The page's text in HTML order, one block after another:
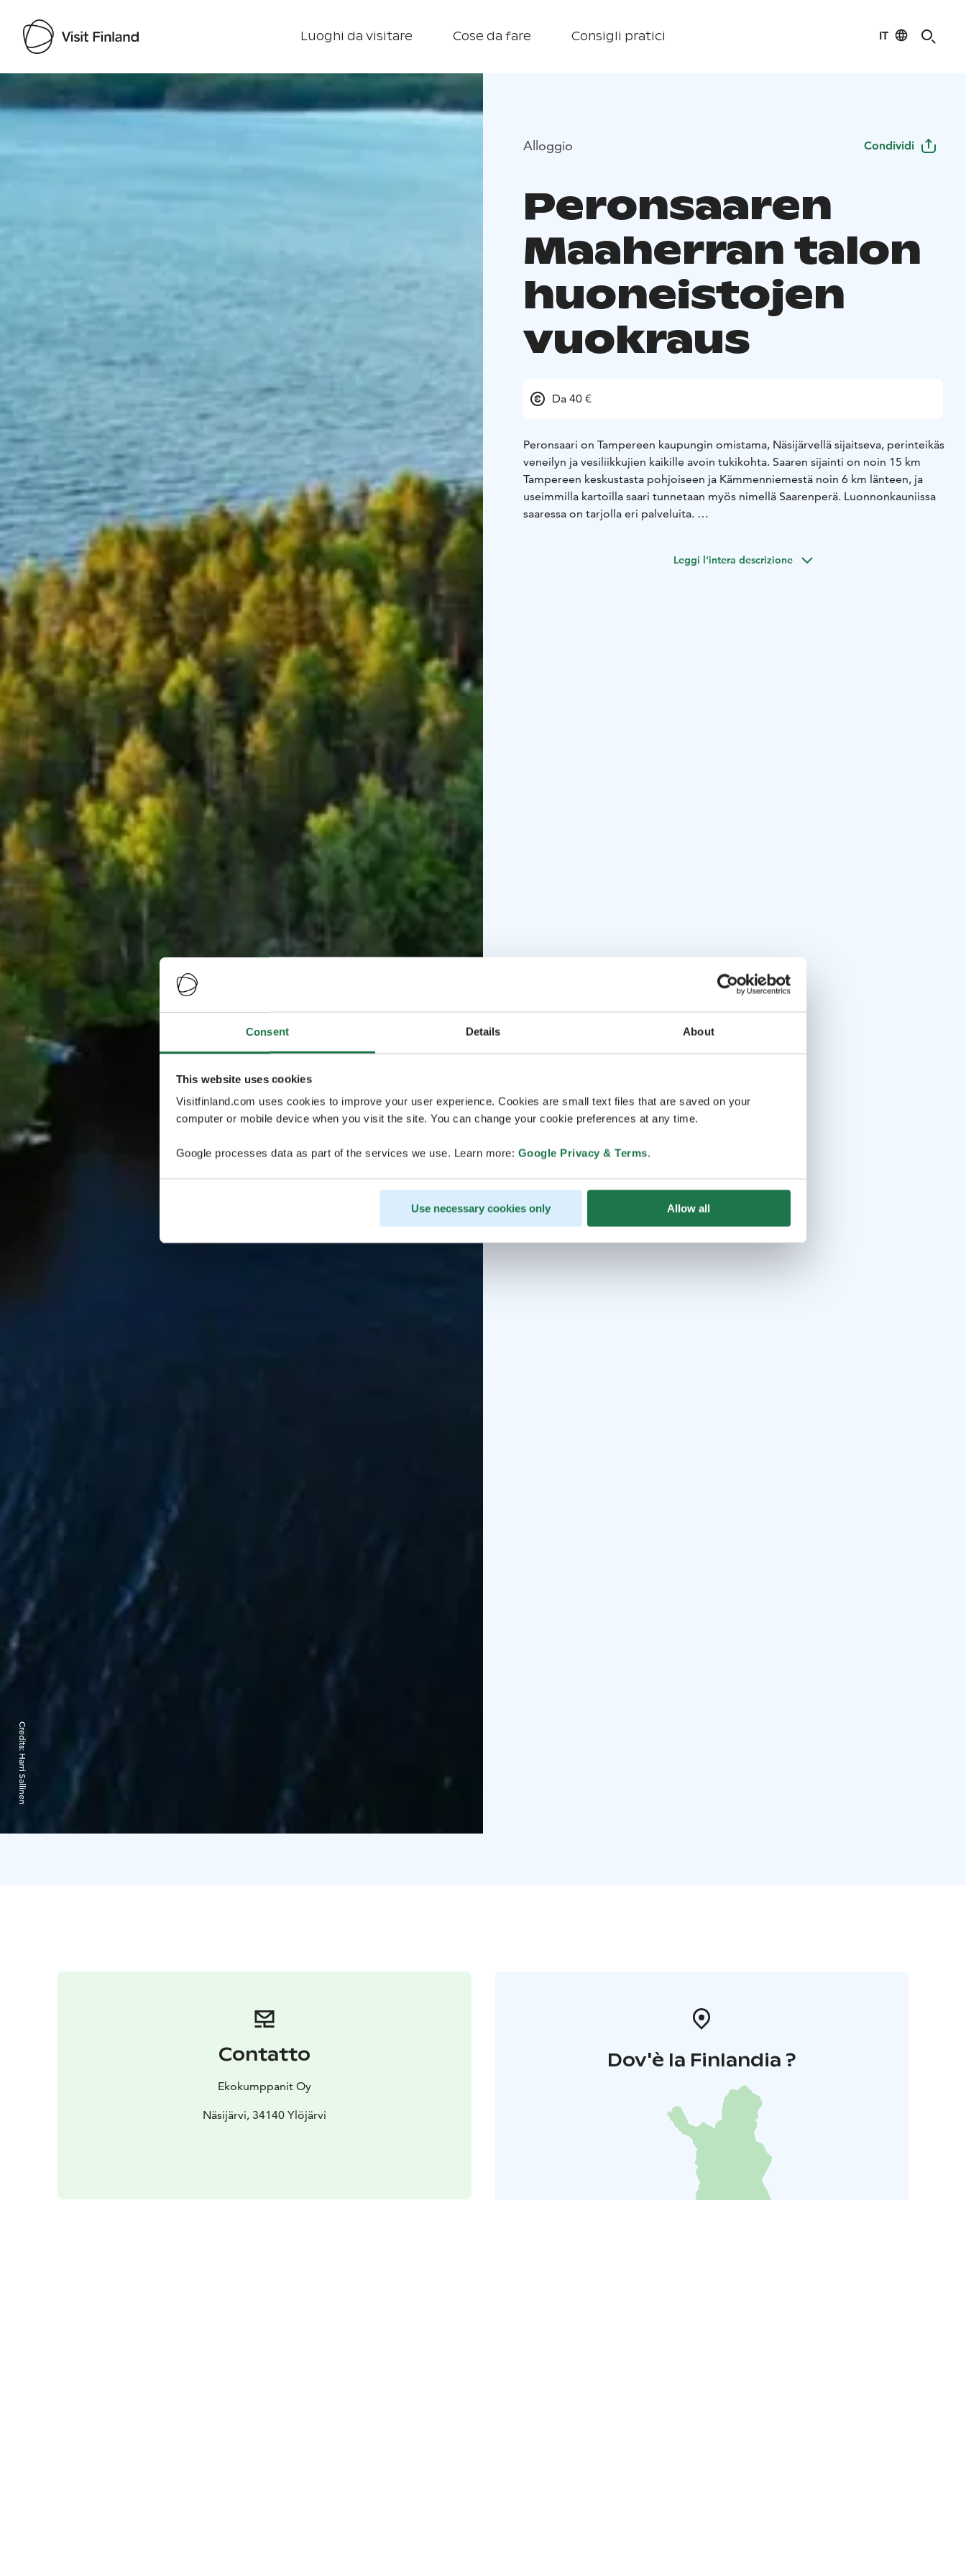
Consent Details About
This website uses cookies
Visitfinland.com uses cookies to improve your user experience. Cookies are small text files that are saved on your
computer or mobile device when you visit the site. You can change your cookie preferences at any time.
Google processes data as part of the services we use. Learn more: Google Privacy & Terms.
Use necessary cookies only Allow all
Luoghi da visitare Cose da fare Consigli pratici IT
Visit Finland
Credits:
Harri Sallinen
Alloggio Condividi
Peronsaaren
Maaherran talon
huoneistojen
vuokraus
Da 40 €
Peronsaari on Tampereen kaupungin omistama, Näsijärvellä sijaitseva, perinteikäs
veneilyn ja vesiliikkujien kaikille avoin tukikohta. Saaren sijainti on noin 15 km
Tampereen keskustasta pohjoiseen ja Kämmenniemestä noin 6 km länteen, ja
useimmilla kartoilla saari tunnetaan myös nimellä Saarenperä. Luonnonkauniissa
saaressa on tarjolla eri palveluita.
saareen saavuttuasi outdoorstampere.fi/peronsaari/ -sivuston kautta tai
Leggi l'intera descrizione
Contatto
Ekokumppanit Oy
Näsijärvi, 34140 Ylöjärvi
Dov'è la Finlandia ?